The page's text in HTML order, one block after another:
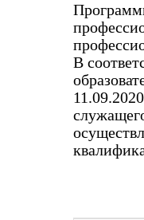
В